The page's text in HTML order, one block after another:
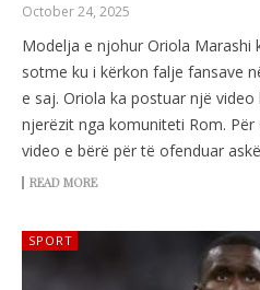
October 24, 2025
Modelja e njohur Oriola Marashi
sotme ku i kërkon falje fansave
e saj. Oriola ka postuar një
njerëzit nga komuniteti Rom. Për
video e bërë për të ofenduar
READ MORE
SPORT